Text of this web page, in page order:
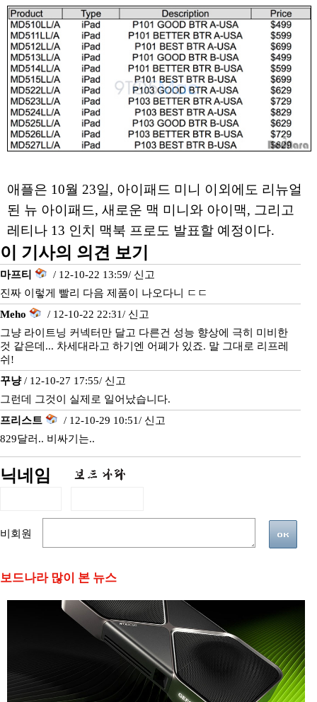
애플은 10월 23일, 아이패드 미니 이외에도 리뉴얼
된 뉴 아이패드, 새로운 맥 미니와 아이맥, 그리고
레티나 13 인치 맥북 프로도 발표할 예정이다.
이 기사의 의견 보기
마프티 / 12-10-22 13:59/ 신고
진짜 이렇게 빨리 다음 제품이 나오다니 ㄷㄷ
Meho
/ 12-10-22 22:31/ 신고
그냥 라이트닝 커넥터만 달고 다른건 성능 향상에 극히 미비한
것 같은데... 차세대라고 하기엔 어폐가 있죠. 말 그대로 리프레
쉬!
꾸냥/ 12-10-27 17:55/ 신고
그런데 그것이 실제로 일어났습니다.
프리스트
/ 12-10-29 10:51/ 신고
829달러.. 비싸기는..
닉네임
비회원
보드나라 많이 본 뉴스